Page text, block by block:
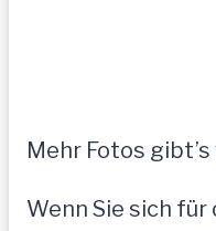
Mehr Fotos
Wenn Sie sich für